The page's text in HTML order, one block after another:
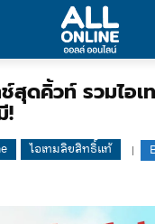
สุดคิ้วท์ รวมไอเ
!
ไอเทมลิขสิทธิ์แท้